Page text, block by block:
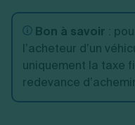
Bon à savoir :
l’acheteur d’un
uniquement la taxe
redevance